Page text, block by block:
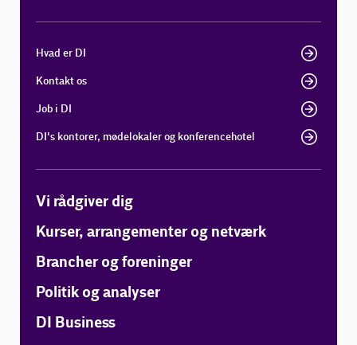
Hvad er DI
Kontakt os
Job i DI
DI's kontorer, mødelokaler og konferencehotel
Vi rådgiver dig
Kurser, arrangementer og netværk
Brancher og foreninger
Politik og analyser
DI Business